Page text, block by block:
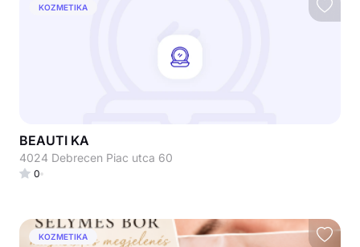
KOZMETIKA
BEAUTI KA
4024 Debrecen Piac utca 60
0
KOZMETIKA